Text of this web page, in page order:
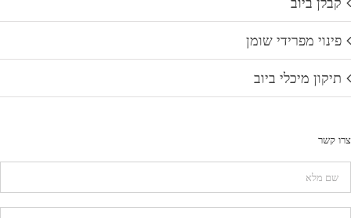
פינוי מפרידי שומן
תיקון מיכלי ביוב
צרו קשר